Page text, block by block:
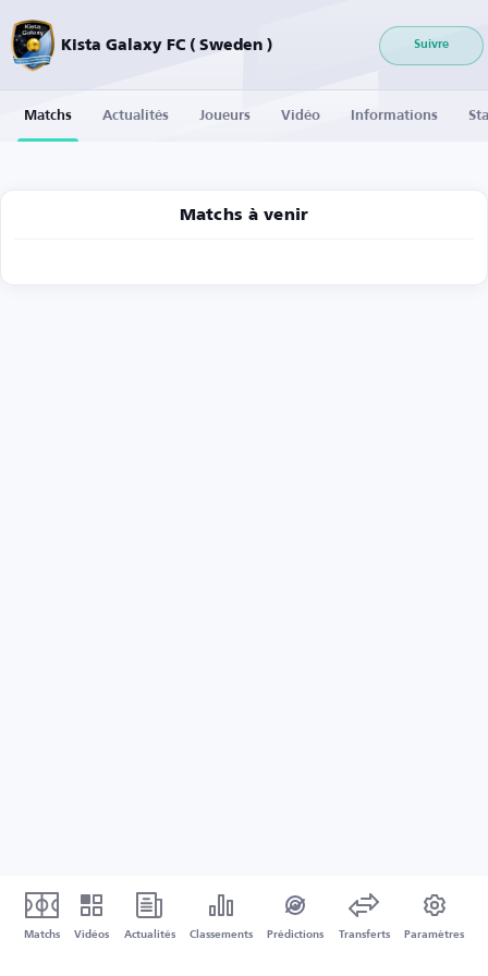
Kista Galaxy FC ( Sweden ) Suivre
Matchs Actualités Joueurs Vidéo Informations
Matchs à venir
Matchs Vidéos Actualités Classements Prédictions Transferts Paramètres